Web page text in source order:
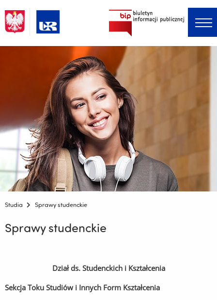
Jesteś
Studia Sprawy studenckie
Sprawy studenckie
Dział ds. Studenckich i Kształcenia
Sekcja Toku Studiów i Innych Form Kształcenia